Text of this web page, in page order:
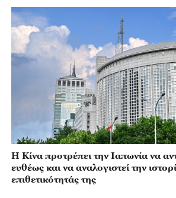
Η Κίνα προτρέπει την Ιαπωνία να
ευθέως και να αναλογιστεί την
επιθετικότητάς της